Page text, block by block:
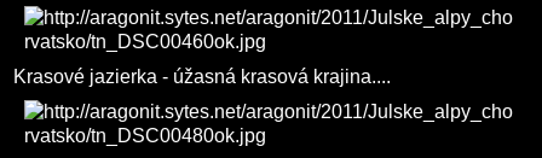
Krasové jazierka - úžasná krasová krajina....